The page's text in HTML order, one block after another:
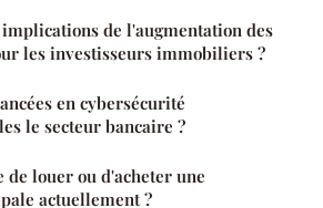
de l'augmentation des
les investisseurs immobiliers ?
en cybersécurité
le secteur bancaire ?
louer ou d'acheter une
actuellement ?